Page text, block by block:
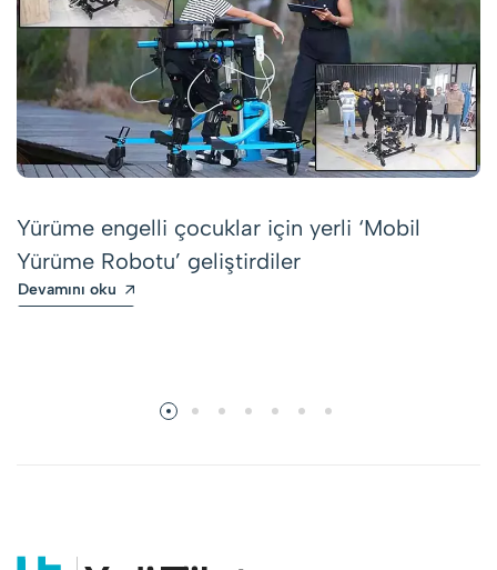
Yürüme engelli çocuklar için yerli ‘Mobil
Yürüme Robotu’ geliştirdiler
Devamını oku